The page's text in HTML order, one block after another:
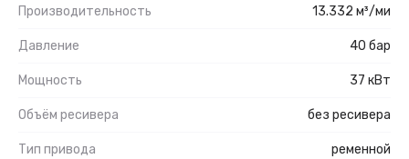
Производительность 13.332 м³/ми
Давление 40 бар
Мощность 37 кВт
Объём ресивера без ресивера
Тип привода ременной